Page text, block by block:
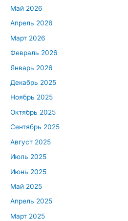
Май 2026
Апрель 2026
Март 2026
Февраль 2026
Январь 2026
Декабрь 2025
Ноябрь 2025
Октябрь 2025
Сентябрь 2025
Август 2025
Июль 2025
Июнь 2025
Май 2025
Апрель 2025
Март 2025